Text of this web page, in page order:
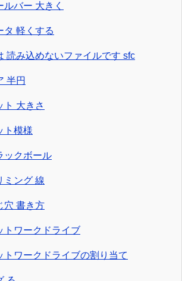
ルバー 大きく
タ 軽くする
読み込めないファイルです sfc
半円
ト 大きさ
ト模様
ックボール
ミング 線
穴 書き方
トワークドライブ
トワークドライブの割り当て